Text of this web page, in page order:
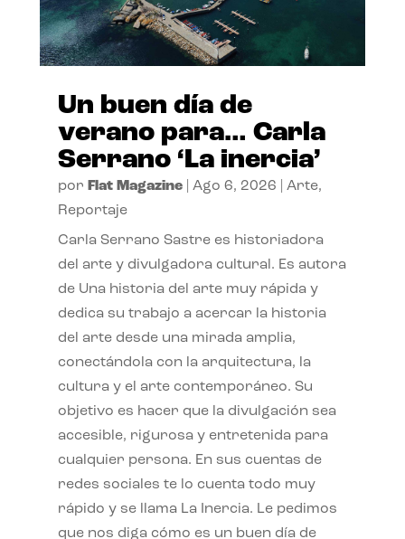
Un buen día de
verano para… Carla
Serrano ‘La inercia’
por Flat Magazine| Ago 6, 2026 Arte,
Reportaje
Carla Serrano Sastre es historiadora
del arte y divulgadora cultural. Es autora
de Una historia del arte muy rápida y
dedica su trabajo a acercar la historia
del arte desde una mirada amplia,
conectándola con la arquitectura, la
cultura y el arte contemporáneo. Su
objetivo es hacer que la divulgación sea
accesible, rigurosa y entretenida para
cualquier persona. En sus cuentas de
redes sociales te lo cuenta todo muy
rápido y se llama La Inercia. Le pedimos
que nos diga cómo es un buen día de